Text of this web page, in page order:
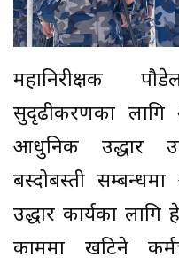
महानिरीक्षक
सुदृढीकरणका लागि
आधुनिक उद्धार
बस्दोबस्ती
उद्धार कार्यका
काममा खटिने